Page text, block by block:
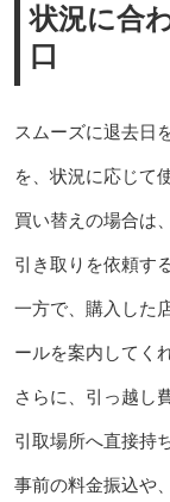
状況に合
口
スムーズに退去日
を、状況に応じて
買い替えの場合は
引き取りを依頼す
一方で、購入した
ールを案内してく
さらに、引っ越し
引取場所へ直接持
事前の料金振込や